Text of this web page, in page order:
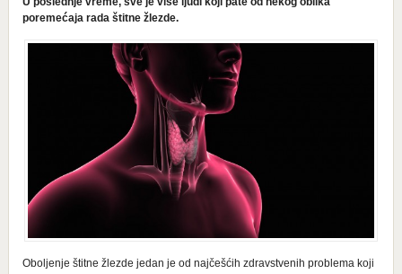
poremećaja rada štitne žlezde.
Oboljenje štitne žlezde jedan je od najčešćih zdravstvenih problema koji